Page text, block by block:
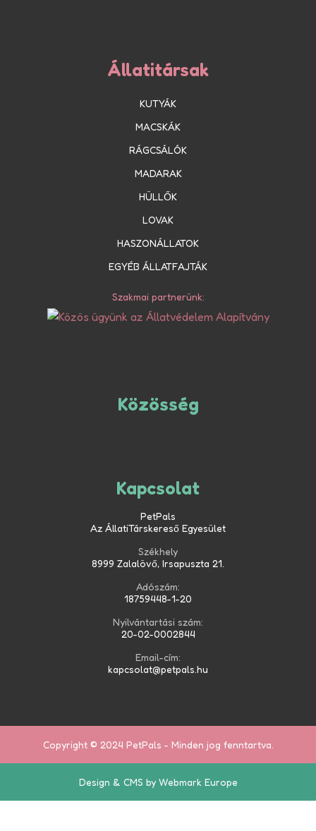
Állatitársak
KUTYÁK
MACSKÁK
RÁGCSÁLÓK
MADARAK
HÜLLŐK
LOVAK
HASZONÁLLATOK
EGYÉB ÁLLATFAJTÁK
Szakmai partnerünk:
Közösség
Kapcsolat
PetPals
Az ÁllatiTárskereső Egyesület
Székhely
8999 Zalalövő, Irsapuszta 21.
Adószám:
18759448-1-20
Nyilvántartási szám:
20-02-0002844
Email-cím:
kapcsolat@petpals.hu
Copyright © 2024 PetPals - Minden jog fenntartva.
Design & CMS by Webmark Europe